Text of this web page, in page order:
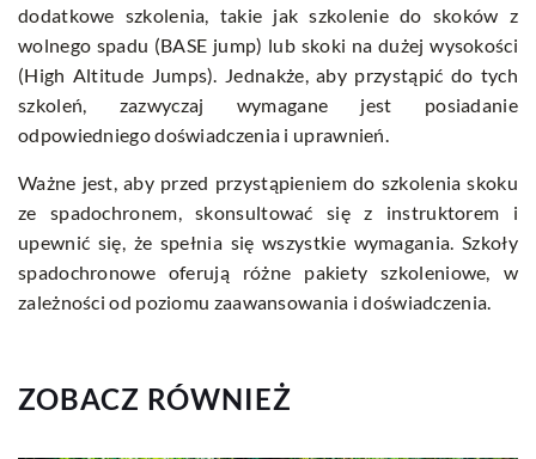
dodatkowe szkolenia, takie jak szkolenie do skoków z
wolnego spadu (BASE jump) lub skoki na dużej wysokości
(High Altitude Jumps). Jednakże, aby przystąpić do tych
szkoleń, zazwyczaj wymagane jest posiadanie
odpowiedniego doświadczenia i uprawnień.
Ważne jest, aby przed przystąpieniem do szkolenia skoku
ze spadochronem, skonsultować się z instruktorem i
upewnić się, że spełnia się wszystkie wymagania. Szkoły
spadochronowe oferują różne pakiety szkoleniowe, w
zależności od poziomu zaawansowania i doświadczenia.
ZOBACZ RÓWNIEŻ